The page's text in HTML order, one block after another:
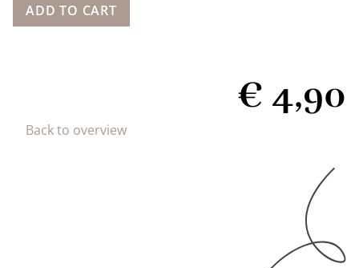
ADD TO CART
€ 4,90
Back to overview